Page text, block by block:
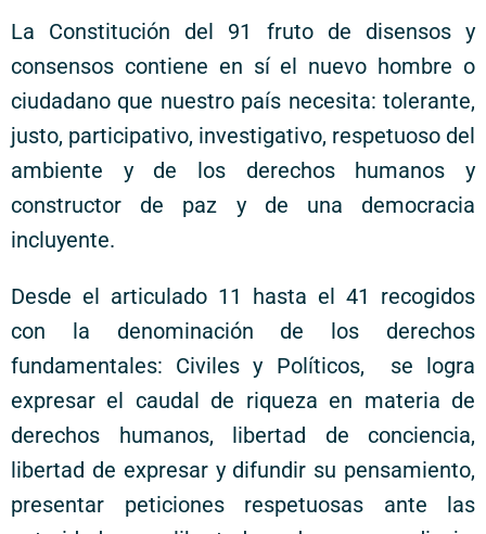
La Constitución del 91 fruto de disensos y
consensos contiene en sí el nuevo hombre o
ciudadano que nuestro país necesita: tolerante,
justo, participativo, investigativo, respetuoso del
ambiente y de los derechos humanos y
constructor de paz y de una democracia
incluyente.
Desde el articulado 11 hasta el 41 recogidos
con la denominación de los derechos
fundamentales: Civiles y Políticos, se logra
expresar el caudal de riqueza en materia de
derechos humanos, libertad de conciencia,
libertad de expresar y difundir su pensamiento,
presentar peticiones respetuosas ante las